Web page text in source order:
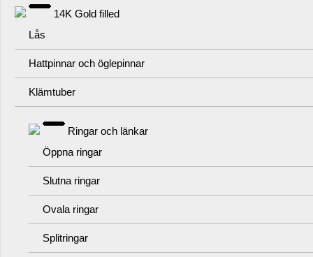
14K Gold filled
Lås
Hattpinnar och öglepinnar
Klämtuber
Ringar och länkar
Öppna ringar
Slutna ringar
Ovala ringar
Splitringar